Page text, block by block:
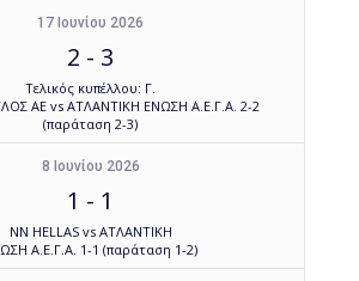
17 Ιουνίου 2026
2 - 3
Τελικός κυπέλλου: Γ.
ΑΕ vs ΑΤΛΑΝΤΙΚΗ ΕΝΩΣΗ Α.Ε.Γ.Α. 2-2
(παράταση 2-3)
8 Ιουνίου 2026
1 - 1
NN HELLAS vs ΑΤΛΑΝΤΙΚΗ
Α.Ε.Γ.Α. 1-1 (παράταση 1-2)